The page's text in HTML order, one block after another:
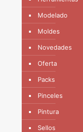
Modelado
Moldes
Novedades
Oferta
Packs
Pinceles
Pintura
Sellos